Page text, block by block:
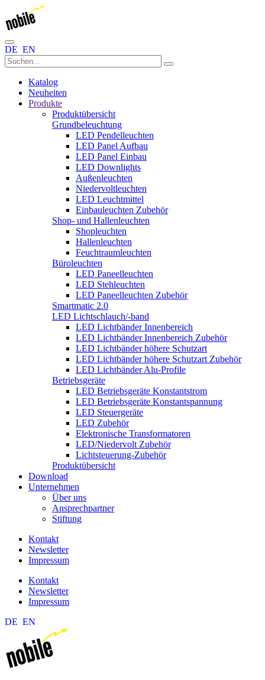
DE EN
Katalog
Neuheiten
Produkte
Produktübersicht
Grundbeleuchtung
LED Pendelleuchten
LED Panel Aufbau
LED Panel Einbau
LED Downlights
Außenleuchten
Niedervoltleuchten
LED Leuchtmittel
Einbauleuchten Zubehör
Shop- und Hallenleuchten
Shopleuchten
Hallenleuchten
Feuchtraumleuchten
Büroleuchten
LED Paneelleuchten
LED Stehleuchten
LED Paneelleuchten Zubehör
Smartmatic 2.0
LED Lichtschlauch/-band
LED Lichtbänder Innenbereich
LED Lichtbänder Innenbereich Zubehör
LED Lichtbänder höhere Schutzart
LED Lichtbänder höhere Schutzart Zubehör
LED Lichtbänder Alu-Profile
Betriebsgeräte
LED Betriebsgeräte Konstantstrom
LED Betriebsgeräte Konstantspannung
LED Steuergeräte
LED Zubehör
Elektronische Transformatoren
LED/Niedervolt Zubehör
Lichtsteuerung-Zubehör
Produktübersicht
Download
Unternehmen
Über uns
Ansprechpartner
Stiftung
Kontakt
Newsletter
Impressum
Kontakt
Newsletter
Impressum
DE EN